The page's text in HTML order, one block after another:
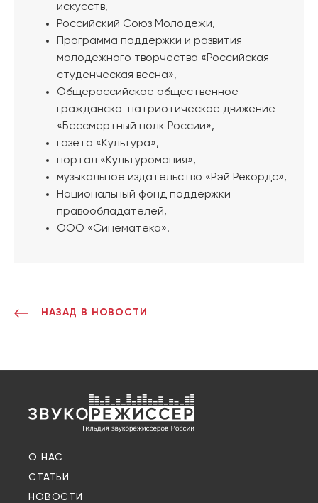
искусств,
Российский Союз Молодежи,
Программа поддержки и развития
молодежного творчества «Российская
студенческая весна»,
Общероссийское общественное
гражданско-патриотическое движение
«Бессмертный полк России»,
газета «Культура»,
портал «Культуромания»,
музыкальное издательство «Рэй Рекордс»,
Национальный фонд поддержки
правообладателей,
ООО «Синематека».
НАЗАД В НОВОСТИ
О НАС
СТАТЬИ
НОВОСТИ